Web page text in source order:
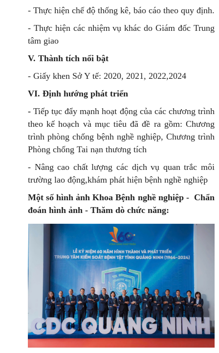
- Thực hiện chế độ thống kê, báo cáo theo quy định.
- Thực hiện các nhiệm vụ khác do Giám đốc Trung
tâm giao
V. Thành tích nổi bật
- Giấy khen Sở Y tế: 2020, 2021, 2022,2024
VI. Định hướng phát triển
-Tiếp tục đẩy mạnh hoạt động của các chương trình
theo kế hoạch và mục tiêu đã đề ra gồm: Chương
trình phòng chống bệnh nghề nghiệp, Chương trình
Phòng chống Tai nạn thương tích
- Nâng cao chất lượng các dịch vụ quan trắc môi
trường lao động,khám phát hiện bệnh nghề nghiệp
Một số hình ảnh Khoa Bệnh nghề nghiệp - Chẩn
đoán hình ảnh - Thăm dò chức năng: